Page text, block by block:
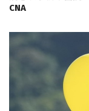
CNA